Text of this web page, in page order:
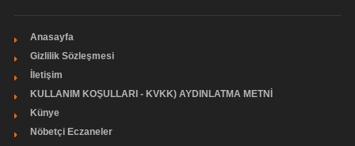
Anasayfa
Gizlilik Sözleşmesi
İletişim
KULLANIM KOŞULLARI - KVKK) AYDINLATMA METNİ
Künye
Nöbetçi Eczaneler